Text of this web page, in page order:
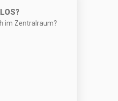
im Zentralraum?